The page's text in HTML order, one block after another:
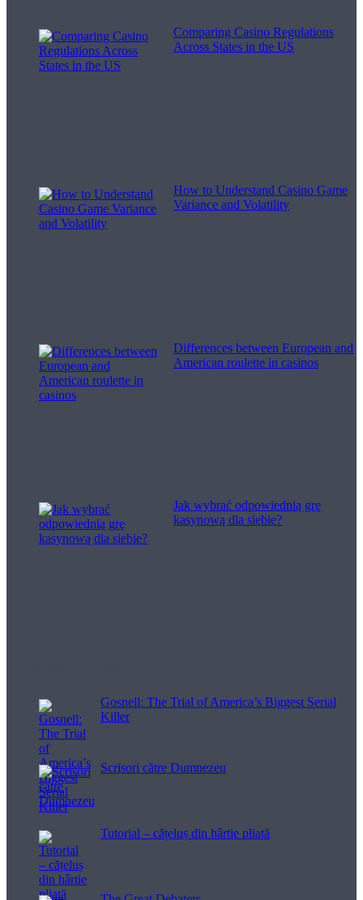
Comparing Casino Regulations
Across States in the US
How to Understand Casino Game
Variance and Volatility
Differences between European and
American roulette in casinos
Jak wybrać odpowiednią grę
kasynową dla siebie?
Gosnell: The Trial of America’s Biggest Serial
Killer
Scrisori către Dumnezeu
Tutorial – cățeluș din hârtie pliată